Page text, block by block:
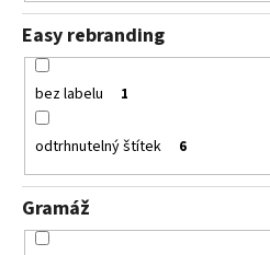
Easy rebranding
bez labelu 1
odtrhnutelný štítek 6
Gramáž